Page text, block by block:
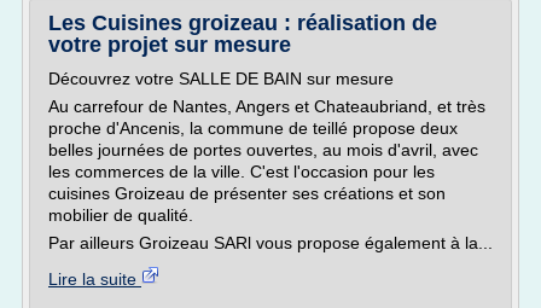
Les Cuisines groizeau : réalisation de
votre projet sur mesure
Découvrez votre SALLE DE BAIN sur mesure
Au carrefour de Nantes, Angers et Chateaubriand, et très
proche d'Ancenis, la commune de teillé propose deux
belles journées de portes ouvertes, au mois d'avril, avec
les commerces de la ville. C'est l'occasion pour les
cuisines Groizeau de présenter ses créations et son
mobilier de qualité.
Par ailleurs Groizeau SARl vous propose également à la...
Lire la suite